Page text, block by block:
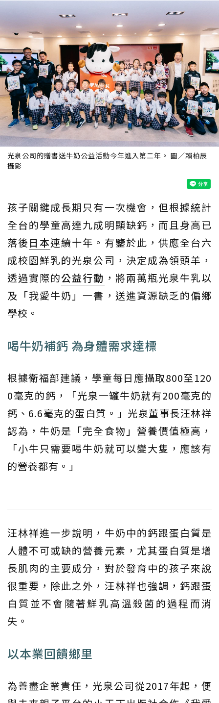
光泉公司的贈書送牛奶公益活動今年進入第二年。 圖／賴柏辰
攝影
孩子關鍵成長期只有一次機會，但根據統計
全台的學童高達九成明顯缺鈣，而且身高已
落後 日本連續十年。有鑒於此，供應全台六
成校園鮮乳的光泉公司，決定成為領頭羊，
透過實際的公益行動 ，將兩萬瓶光泉牛乳以
及「我愛牛奶」一書，送進資源缺乏的偏鄉
學校。
喝牛奶補鈣 為身體需求達標
根據衛福部建議，學童每日應攝取800至120
0毫克的鈣，「光泉一罐牛奶就有200毫克的
鈣、6.6毫克的蛋白質。」光泉董事長汪林祥
認為，牛奶是「完全食物」營養價值極高，
「小牛只需要喝牛奶就可以變大隻，應該有
的營養都有。」
汪林祥進一步說明，牛奶中的鈣跟蛋白質是
人體不可或缺的營養元素，尤其蛋白質是增
長肌肉的主要成分，對於發育中的孩子來說
很重要，除此之外，汪林祥也強調，鈣跟蛋
白質並不會隨著鮮乳高溫殺菌的過程而消
失。
以本業回饋鄉里
為善盡企業責任，光泉公司從2017年起，便